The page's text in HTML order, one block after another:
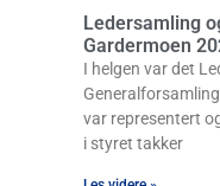
Ledersamling
Gardermoen
I helgen var det
var representert
i styret takker